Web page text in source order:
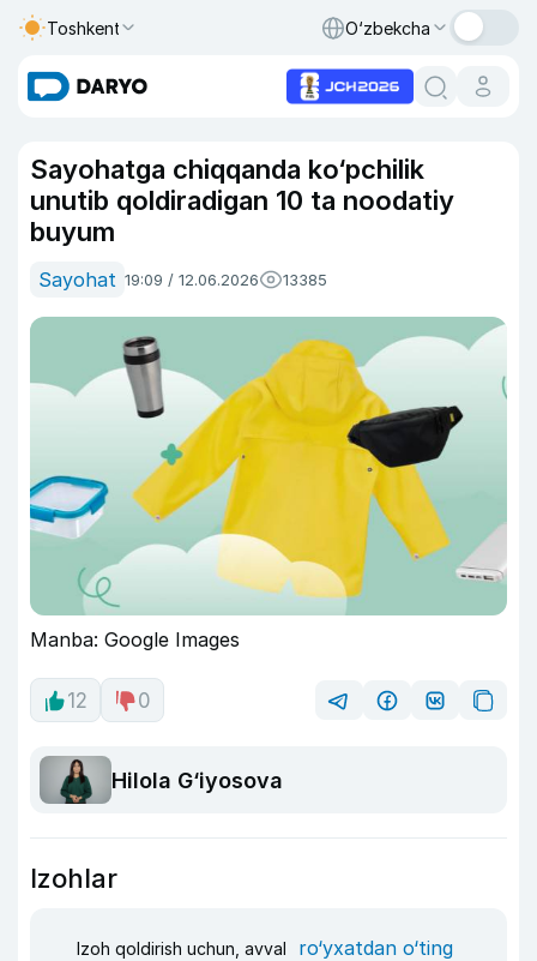
Toshkent O‘zbekcha
Sayohatga chiqqanda ko‘pchilik
unutib qoldiradigan 10 ta noodatiy
buyum
Sayohat 19:09 / 12.06.2026 13385
Manba: Google Images
12 0
Hilola G‘iyosova
Izohlar
Izoh qoldirish uchun, avval ro‘yxatdan o‘ting